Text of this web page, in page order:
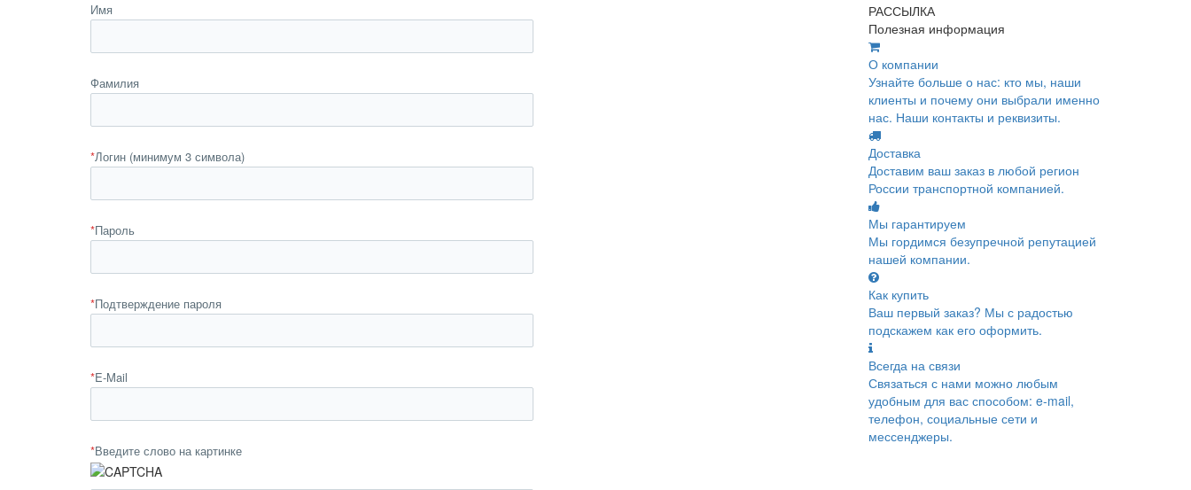
Имя
Фамилия
*Логин (минимум 3 символа)
*Пароль
*Подтверждение пароля
*E-Mail
*Введите слово на картинке
РАССЫЛКА
Полезная информация
О компании
Узнайте больше о нас: кто мы, наши
клиенты и почему они выбрали именно
нас. Наши контакты и реквизиты.
Доставка
Доставим ваш заказ в любой регион
России транспортной компанией.
Мы гарантируем
Мы гордимся безупречной репутацией
нашей компании.
Как купить
Ваш первый заказ? Мы с радостью
подскажем как его оформить.
Всегда на связи
Связаться с нами можно любым
удобным для вас способом: e-mail,
телефон, социальные сети и
мессенджеры.